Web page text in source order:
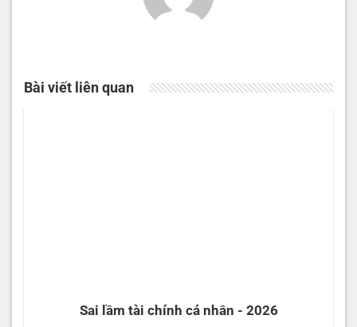
Bài viết liên quan
Sai lầm tài chính cá nhân - 2026